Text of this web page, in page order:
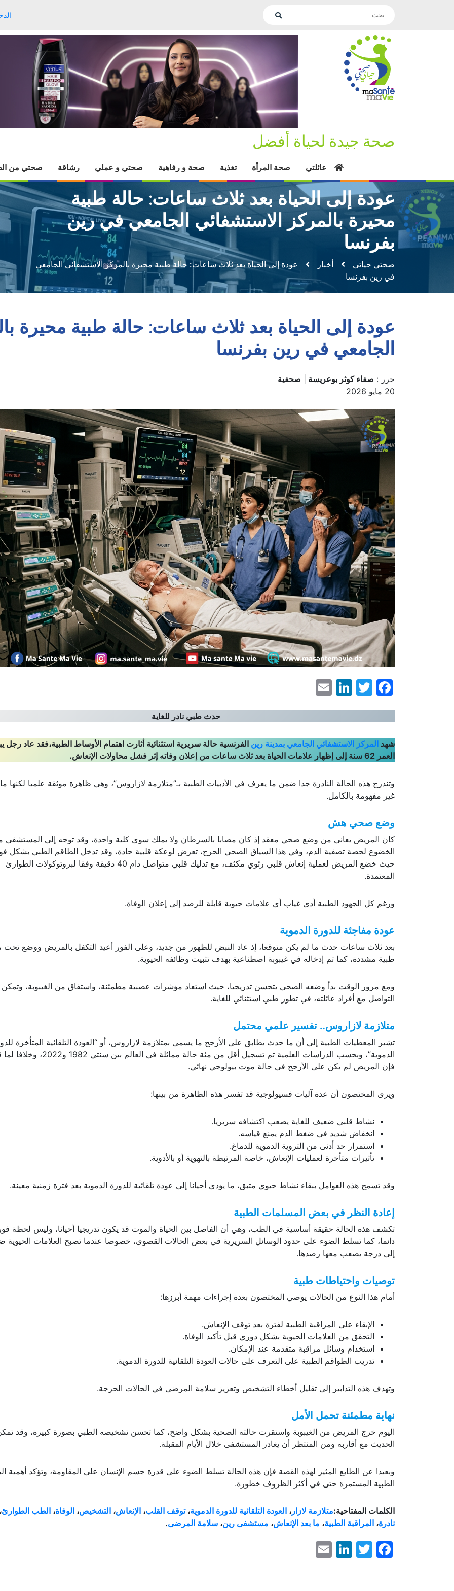
صحة جيدة لحياة أفضل
عائلتي صحة المرأة تغذية صحة و رفاهية صحتي و عملي رشاقة صحتي من
عودة إلى الحياة بعد ثلاث ساعات: حالة طبية
محيرة بالمركز الاستشفائي الجامعي في رين
بفرنسا
صحتي حياتي أخبار
عودة إلى الحياة بعد ثلاث ساعات: حالة طبية محيرة بالمركز الاستشفائي الجامعي
في رين بفرنسا
عودة إلى الحياة بعد ثلاث ساعات: حالة طبية محيرة
الجامعي في رين بفرنسا
حرر : صفاء كوثر بوعريسة
صحفية
20 مايو 2026
Facebook
Twitter
LinkedIn
حدث طبي نادر للغاية
شهد المركز الاستشفائي الجامعي بمدينة رين الفرنسية حالة سريرية استثنائية أثارت اهتمام الأوساط الطبية،فقد عاد رجل
العمر 62 سنة إلى إظهار علامات الحياة بعد ثلاث ساعات من إعلان وفاته إثر فشل محاولات الإنعاش.
وتندرج هذه الحالة النادرة جدا ضمن ما يعرف في الأدبيات الطبية بـ”متلازمة لازاروس”، وهي ظاهرة موثقة علميا لكنها
غير مفهومة بالكامل.
وضع صحي هش
كان المريض يعاني من وضع صحي معقد إذ كان مصابا بالسرطان ولا يملك سوى كلية واحدة، وقد توجه إلى المستشفى
الخضوع لحصة تصفية الدم، وفي هذا السياق الصحي الحرج، تعرض لوعكة قلبية حادة، وقد تدخل الطاقم الطبي بشكل
حيث خضع المريض لعملية إنعاش قلبي رئوي مكثف، مع تدليك قلبي متواصل دام 40 دقيقة وفقا لبروتوكولات الطوارئ
المعتمدة.
ورغم كل الجهود الطبية أدى غياب أي علامات حيوية قابلة للرصد إلى إعلان الوفاة.
عودة مفاجئة للدورة الدموية
بعد ثلاث ساعات حدث ما لم يكن متوقعا، إذ عاد النبض للظهور من جديد، وعلى الفور أعيد التكفل بالمريض ووضع تحت
طبية مشددة، كما تم إدخاله في غيبوبة اصطناعية بهدف تثبيت وظائفه الحيوية.
ومع مرور الوقت بدأ وضعه الصحي يتحسن تدريجيا، حيث استعاد مؤشرات عصبية مطمئنة، واستفاق من الغيبوبة،
التواصل مع أفراد عائلته، في تطور طبي استثنائي للغاية.
متلازمة لازاروس.. تفسير علمي محتمل
تشير المعطيات الطبية إلى أن ما حدث يطابق على الأرجح ما يسمى بمتلازمة لازاروس، أو “العودة التلقائية المتأخرة
الدموية”، وبحسب الدراسات العلمية تم تسجيل أقل من مئة حالة مماثلة في
فإن المريض لم يكن على الأرجح في حالة موت بيولوجي نهائي.
ويرى المختصون أن عدة آليات فسيولوجية قد تفسر هذه الظاهرة من بينها:
نشاط قلبي ضعيف للغاية يصعب اكتشافه سريريا.
انخفاض شديد في ضغط الدم يمنع قياسه.
استمرار حد أدنى من التروية الدموية للدماغ.
تأثيرات متأخرة لعمليات الإنعاش، خاصة المرتبطة بالتهوية أو بالأدوية.
وقد تسمح هذه العوامل ببقاء نشاط حيوي متبق، ما يؤدي أحيانا إلى عودة تلقائية للدورة الدموية بعد فترة زمنية معينة.
إعادة النظر في بعض المسلمات الطبية
تكشف هذه الحالة حقيقة أساسية في الطب، وهي أن الفاصل بين الحياة والموت قد يكون تدريجيا أحيانا، وليس لحظة
دائما، كما تسلط الضوء على حدود الوسائل السريرية في بعض الحالات القصوى، خصوصا عندما تصبح العلامات الحيوية
إلى درجة يصعب معها رصدها.
توصيات واحتياطات طبية
أمام هذا النوع من الحالات يوصي المختصون بعدة إجراءات مهمة أبرزها:
الإبقاء على المراقبة الطبية لفترة بعد توقف الإنعاش.
التحقق من العلامات الحيوية بشكل دوري قبل تأكيد الوفاة.
استخدام وسائل مراقبة متقدمة عند الإمكان.
تدريب الطواقم الطبية على التعرف على حالات العودة التلقائية للدورة الدموية.
وتهدف هذه التدابير إلى تقليل أخطاء التشخيص وتعزيز سلامة المرضى في الحالات الحرجة.
نهاية مطمئنة تحمل الأمل
اليوم خرج المريض من الغيبوبة واستقرت حالته الصحية بشكل واضح، كما تحسن تشخيصه الطبي بصورة كبيرة، وقد
الحديث مع أقاربه ومن المنتظر أن يغادر المستشفى خلال الأيام المقبلة.
وبعيدا عن الطابع المثير لهذه القصة فإن هذه الحالة تسلط الضوء على قدرة جسم الإنسان على المقاومة، وتؤكد أهمية
الطبية المستمرة حتى في أكثر الظروف خطورة.
الكلمات المفتاحية:متلازمة لازار ، العودة التلقائية للدورة الدموية،توقف القلب، الإنعاش، التشخيص، الوفاة، الطب الطوارئ،
نادرة، المراقبة الطبية، ما بعد الإنعاش، مستشفى رين، سلامة المرضى.
Facebook
Twitter
LinkedIn